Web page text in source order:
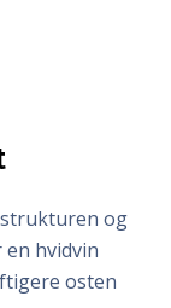
og
hvidvin
osten